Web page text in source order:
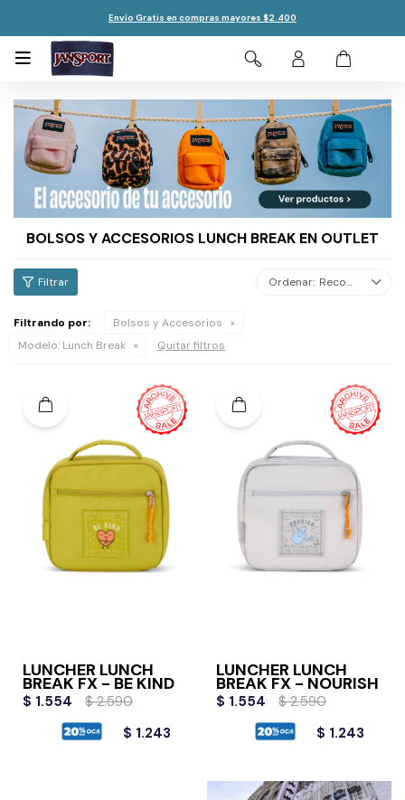
Envío Gratis en compras mayores $2.400

BOLSOS Y ACCESORIOS LUNCH BREAK EN OUTLET
Recomendados
Filtrando por:
Bolsos y Accesorios
Modelo: Lunch Break Quitar filtros
LUNCHER LUNCH
BREAK FX - BE KIND
$ 1.554 $ 2.590
$ 1.243
LUNCHER LUNCH
BREAK FX - NOURISH
$ 1.554 $ 2.590
$ 1.243